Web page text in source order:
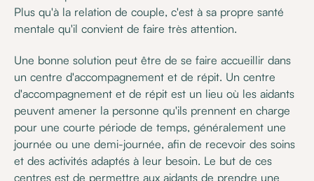
Plus qu'à la relation de couple, c'est à sa propre santé
mentale qu'il convient de faire très attention.
Une bonne solution peut être de se faire accueillir dans
un centre d'accompagnement et de répit. Un centre
d'accompagnement et de répit est un lieu où les aidants
peuvent amener la personne qu'ils prennent en charge
pour une courte période de temps, généralement une
journée ou une demi-journée, afin de recevoir des soins
et des activités adaptés à leur besoin. Le but de ces
centres est de permettre aux aidants de prendre une